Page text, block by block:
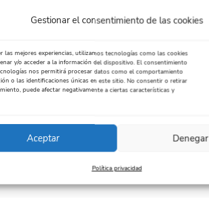
Gestionar el consentimiento de las cookies
las mejores experiencias, utilizamos tecnologías como las cookies
y/o acceder a la información del dispositivo. El consentimiento
nos permitirá procesar datos como el comportamiento
o las identificaciones únicas en este sitio. No consentir o retirar
puede afectar negativamente a ciertas características y
Aceptar Denegar
Política privacidad
, Europa